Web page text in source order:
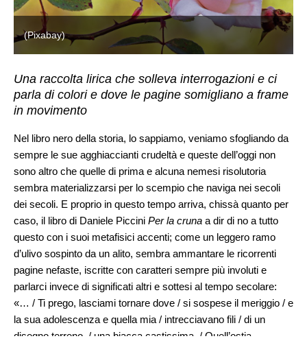
(Pixabay)
Una raccolta lirica che solleva interrogazioni e ci
parla di colori e dove le pagine somigliano a frame
in movimento
Nel libro nero della storia, lo sappiamo, veniamo sfogliando da
sempre le sue agghiaccianti crudeltà e queste dell’oggi non
sono altro che quelle di prima e alcuna nemesi risolutoria
sembra materializzarsi per lo scempio che naviga nei secoli
dei secoli. E proprio in questo tempo arriva, chissà quanto per
caso, il libro di Daniele Piccini Per la cruna a dir di no a tutto
questo con i suoi metafisici accenti; come un leggero ramo
d’ulivo sospinto da un alito, sembra ammantare le ricorrenti
pagine nefaste, iscritte con caratteri sempre più involuti e
parlarci invece di significati altri e sottesi al tempo secolare:
«… / Ti prego, lasciami tornare dove / si sospese il meriggio / e
la sua adolescenza e quella mia / intrecciavano fili / di un
disegno terreno, / una biacca castissima. / Quell’ostia